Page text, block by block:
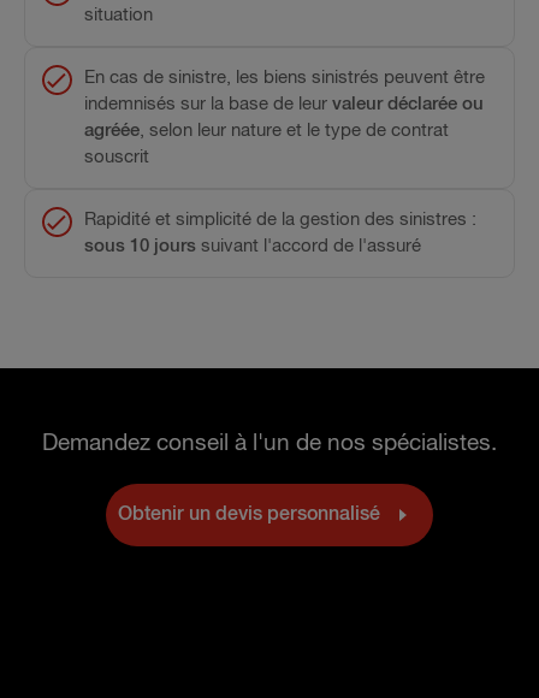
situation
En cas de sinistre, les biens sinistrés peuvent être
indemnisés sur la base de leur valeur déclarée ou
agréée, selon leur nature et le type de contrat
souscrit
Rapidité et simplicité de la gestion des sinistres :
sous 10 jours suivant l'accord de l'assuré
Demandez conseil à l'un de nos spécialistes.
Obtenir un devis personnalisé